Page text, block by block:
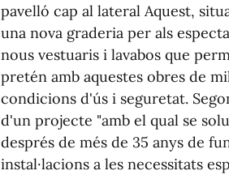
pavelló cap al lateral Aquest,
una nova graderia per als
nous vestuaris i lavabos que
pretén amb aquestes obres de
condicions d'ús i seguretat.
d'un projecte "amb el qual se
després de més de 35 anys de
instal·lacions a les necessitats